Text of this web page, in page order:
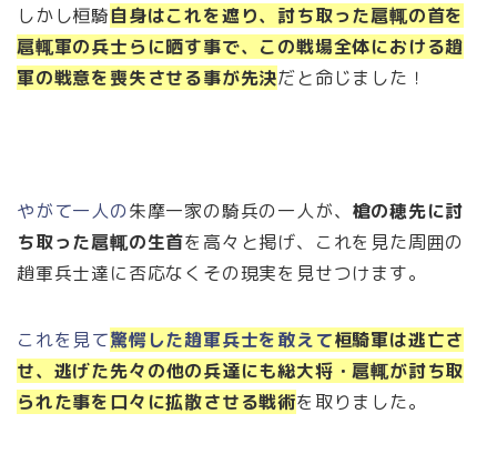
しかし桓騎自身はこれを遮り、討ち取った扈輒の首を
扈輒軍の兵士らに晒す事で、この戦場全体における趙
軍の戦意を喪失させる事が先決だと命じました！
やがて一人の朱摩一家の騎兵の一人が、 槍の穂先に討
ち取った扈輒の生首を高々と掲げ、これを見た周囲の
趙軍兵士達に否応なくその現実を見せつけます。
これを見て驚愕した趙軍兵士を敢えて桓騎軍は逃亡さ
せ、逃げた先々の他の兵達にも総大将・扈輒が討ち取
られた事を口々に拡散させる戦術を取りました。